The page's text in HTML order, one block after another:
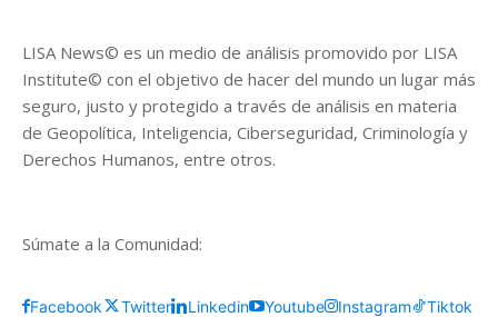
LISA News© es un medio de análisis promovido por LISA
Institute© con el objetivo de hacer del mundo un lugar más
seguro, justo y protegido a través de análisis en materia
de Geopolítica, Inteligencia, Ciberseguridad, Criminología y
Derechos Humanos, entre otros.
Súmate a la Comunidad:
Facebook Twitter Linkedin Youtube Instagram
Tiktok